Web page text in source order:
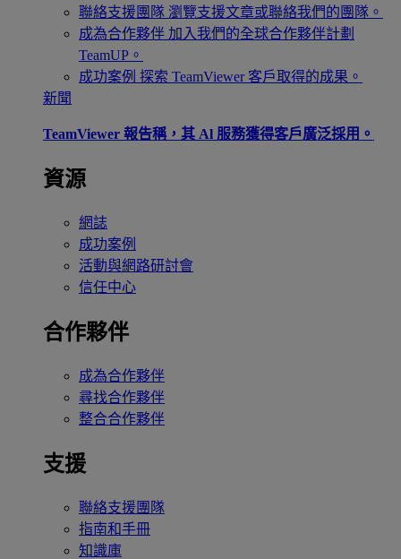
聯絡支援團隊 瀏覽支援文章或聯絡我們的團隊。
成為合作夥伴 加入我們的全球合作夥伴計劃
TeamUP。
成功案例 探索 TeamViewer 客戶取得的成果。
新聞
TeamViewer 報告稱，其 Al 服務獲得客戶廣泛採用。
資源
網誌
成功案例
活動與網路研討會
信任中心
合作夥伴
成為合作夥伴
尋找合作夥伴
整合合作夥伴
支援
聯絡支援團隊
指南和手冊
知識庫